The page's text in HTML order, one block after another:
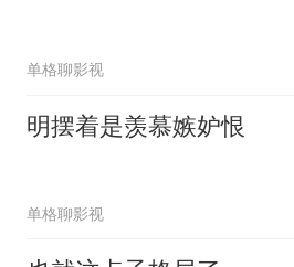
单格聊影视
明摆着是羡慕嫉妒恨
单格聊影视